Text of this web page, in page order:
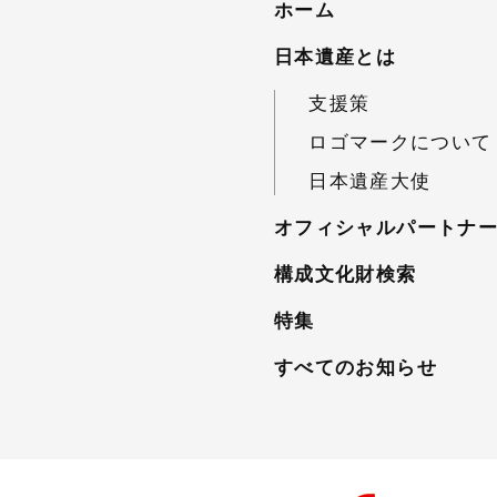
ホーム
日本遺産とは
支援策
ロゴマークについて
日本遺産大使
オフィシャルパートナ
構成文化財検索
特集
すべてのお知らせ